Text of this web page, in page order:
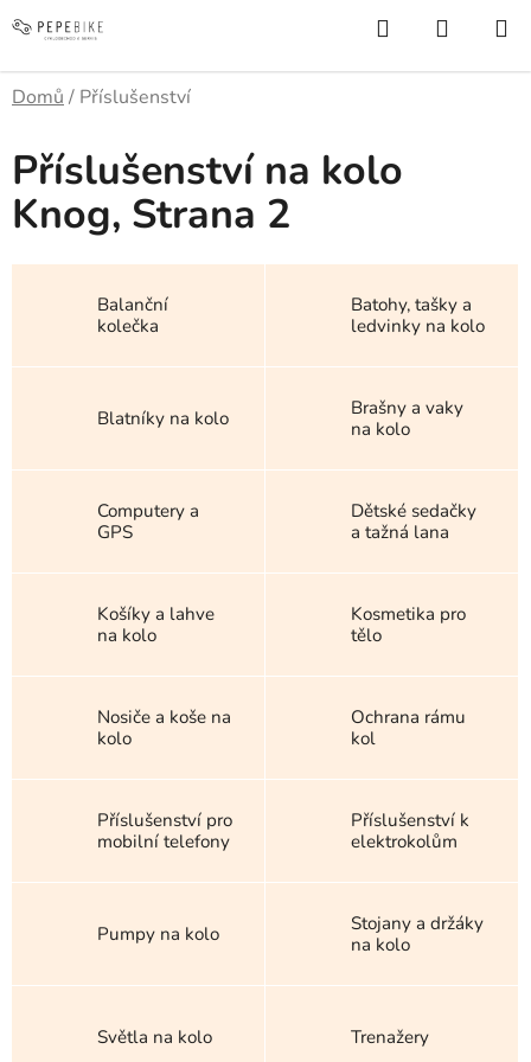
na
Hledat
KOŠÍK
Domů / Příslušenství
Příslušenství na kolo
Knog, Strana 2
Balanční
kolečka
Batohy, tašky a
ledvinky na kolo
Blatníky na kolo
Brašny a vaky
na kolo
Computery a
GPS
Dětské sedačky
a tažná lana
Košíky a lahve
na kolo
Kosmetika pro
tělo
Nosiče a koše na
kolo
Ochrana rámu
kol
Příslušenství pro
mobilní telefony
Příslušenství k
elektrokolům
Pumpy na kolo
Stojany a držáky
na kolo
Světla na kolo Trenažery